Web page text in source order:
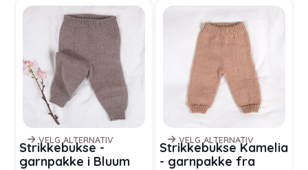
VELG ALTERNATIV
Strikkebukse -
garnpakke i Bluum
VELG ALTERNATIV
Strikkebukse Kamelia
- garnpakke fra